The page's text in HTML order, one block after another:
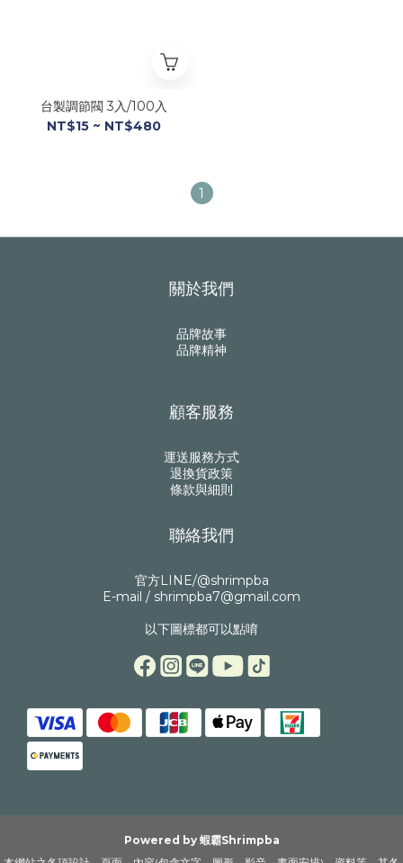
台製調節閥 3入/100入
NT$15 ~ NT$480
1
關於我們
品牌故事
品牌精神
顧客服務
運送服務方式
退換貨政策
條款與細則
聯絡我們
官方LINE/@shrimpba
E-mail / shrimpba7@gmail.com
以下圖標都可以點唷
Powered by 蝦霸Shrimpba